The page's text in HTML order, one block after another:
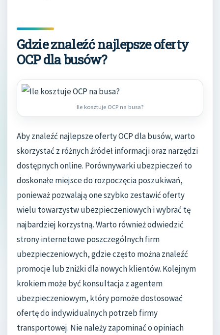
Gdzie znaleźć najlepsze oferty
OCP dla busów?
Ile kosztuje OCP na busa?
Aby znaleźć najlepsze oferty OCP dla busów, warto
skorzystać z różnych źródeł informacji oraz narzędzi
dostępnych online. Porównywarki ubezpieczeń to
doskonałe miejsce do rozpoczęcia poszukiwań,
ponieważ pozwalają one szybko zestawić oferty
wielu towarzystw ubezpieczeniowych i wybrać tę
najbardziej korzystną. Warto również odwiedzić
strony internetowe poszczególnych firm
ubezpieczeniowych, gdzie często można znaleźć
promocje lub zniżki dla nowych klientów. Kolejnym
krokiem może być konsultacja z agentem
ubezpieczeniowym, który pomoże dostosować
ofertę do indywidualnych potrzeb firmy
transportowej. Nie należy zapominać o opiniach